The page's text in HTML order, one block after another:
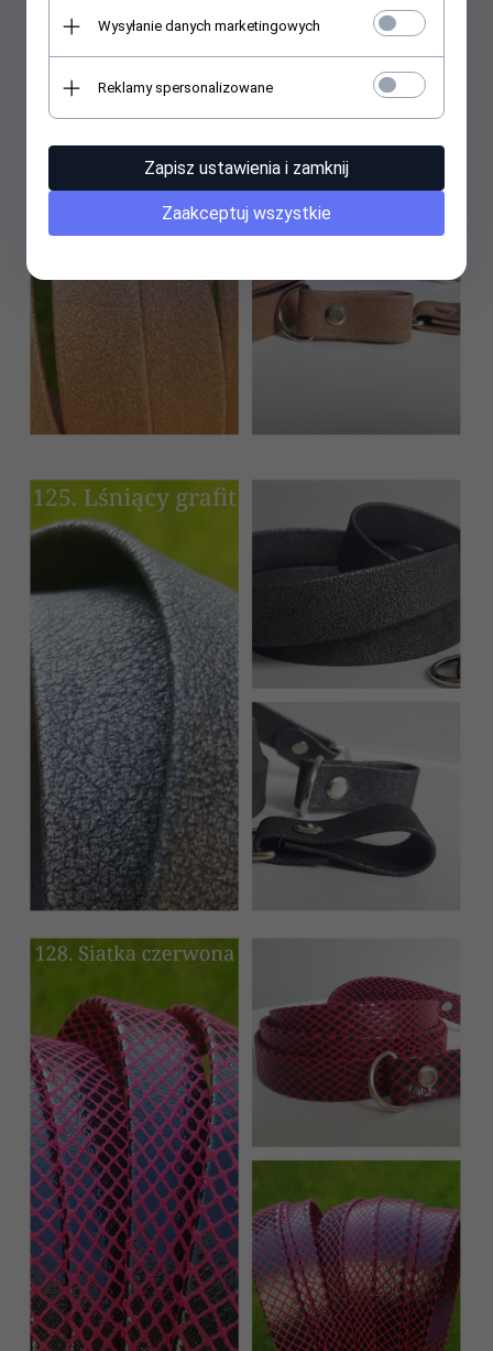
Wysyłanie danych marketingowych
Reklamy spersonalizowane
Zapisz ustawienia i zamknij
Zaakceptuj wszystkie